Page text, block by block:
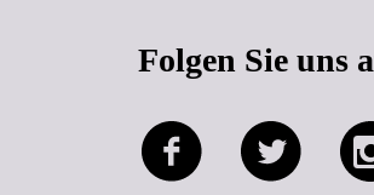
Folgen Sie uns